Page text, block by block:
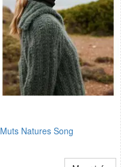
Muts Natures Song